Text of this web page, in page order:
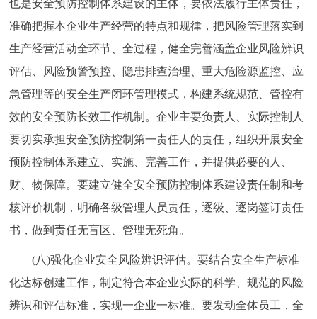
也是安全预防控制体系建设的主体，要依法履行主体责任，
准确把握本企业生产经营的特点和规律，把风险管理落实到
生产经营活动全环节、全过程，健全完善涵盖企业风险辨识
评估、风险预警预控、隐患排查治理、重大危险源监控、应
急管理等的安全生产闭环管理模式，构建系统规范、管控有
效的安全预防长效工作机制。企业主要负责人、实际控制人
要切实承担安全预防控制第一责任人的责任，组织开展安全
预防控制体系建立、实施、完善工作，并提供必要的人、
财、物保障。要建立健全安全预防控制体系建设责任制和考
核评价机制，明确各级管理人员责任，逐级、逐岗签订责任
书，做到责任无盲区、管理无死角。
(八)强化企业安全风险辨识评估。要结合安全生产标准
化达标创建工作，制定符合本企业实际的科学、规范的风险
辨识和评估标准，实现一企业一标准。要发动全体员工，全